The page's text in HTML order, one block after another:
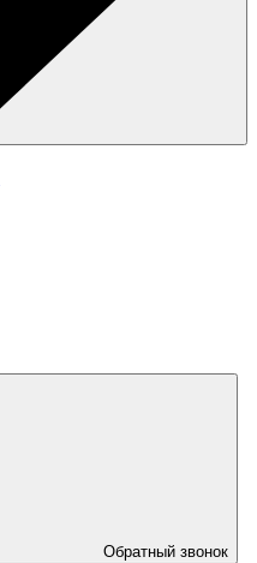
Обратный звонок